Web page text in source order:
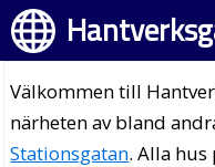
Välkommen till
närheten av bland
Stationsgatan. Alla hus